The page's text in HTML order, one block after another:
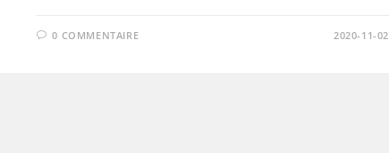
0 COMMENTAIRE 2020-11-02